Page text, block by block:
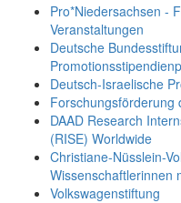
Pro*Niedersachsen -
Veranstaltungen
Deutsche
Deutsch-Israelische
Forschungsförderung
DAAD Research
(RISE) Worldwide
Christiane-Nüsslein-
Wissenschaftlerinnen
Volkswagenstiftung